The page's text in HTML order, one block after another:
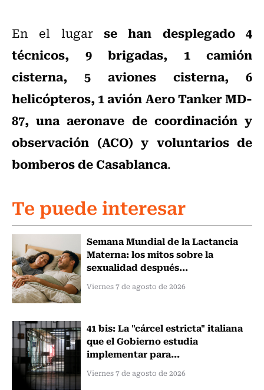
En el lugar se han desplegado 4
técnicos, 9 brigadas, 1 camión
cisterna, 5 aviones cisterna, 6
helicópteros, 1 avión Aero Tanker MD-
87, una aeronave de coordinación y
observación (ACO) y voluntarios de
bomberos de Casablanca.
Te puede interesar
Semana Mundial de la Lactancia
Materna: los mitos sobre la
sexualidad después...
Viernes 7 de agosto de 2026
41 bis: La "cárcel estricta" italiana
que el Gobierno estudia
implementar para...
Viernes 7 de agosto de 2026